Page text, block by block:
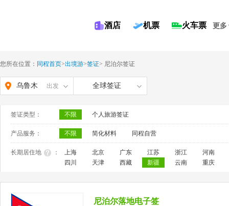
酒店 机票 火车票 更多
您所在位置： 同程首页>出境游>签证> 尼泊尔签证
乌鲁木 出发 全球签证
签证类型： 不限 个人旅游签证
产品服务： 不限 简化材料 同程自营
长期居住地 ： 上海 北京 广东 江苏 浙江
河南
四川
天津 西藏 新疆 云南 重庆
尼泊尔落地电子签